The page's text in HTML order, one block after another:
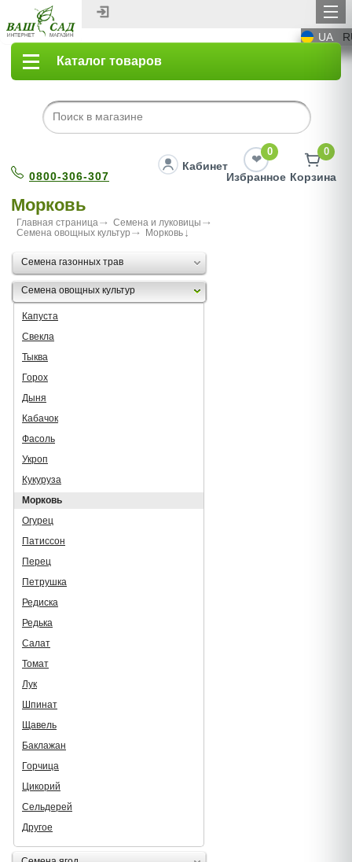
UA
Каталог товаров
0800-306-307
Кабинет
0
Избранное
0
Корзина
Морковь
Главная страница
Семена и луковицы
Семена овощных культур
Морковь
Семена газонных трав
Семена овощных культур
Капуста
Свекла
Тыква
Горох
Дыня
Кабачок
Фасоль
Укроп
Кукуруза
Морковь
Огурец
Патиссон
Перец
Петрушка
Редиска
Редька
Салат
Томат
Лук
Шпинат
Щавель
Баклажан
Горчица
Цикорий
Сельдерей
Другое